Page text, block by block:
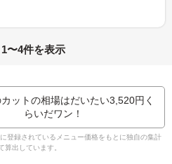
4件を表示
ットの相場はだいたい3,520円 く
らいだワン！
登録されているメニュー価格をもとに独自の集計
算出しています。